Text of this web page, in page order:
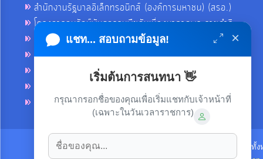
สำนักงานรัฐบาลอิเล็กทรอนิกส์ (องค์การมหาชน) (สรอ.)
โครงการอนุรักษ์พันธุกรรมพืชอันเนื่องมาจากพระราชดำริ
คลังข่าวมหาไทย
คู่มือตาม พ.ร.บ.อำนวยความสดวกฯ
ฐานข้อมูลหน่วยงานภาครัฐ (INFO)
ศูนย์อำนวยการบริหารจังหวัดชายแดนภาคใต้ ศอ.บต.
ลิขสิทธิ์ © 2021-2022 เทศบาลตำบลขามใหญ่ ขอสงวนไว้ซึ่งสิทธิทั้
แชท... สอบถามข้อมูล! ×
เริ่มต้นการสนทนา 👋
กรุณากรอกชื่อของคุณเพื่อเริ่มแชทกับเจ้าหน้าที่
(เฉพาะในวันเวลาราชการ)